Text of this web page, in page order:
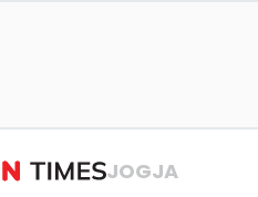
JOGJA